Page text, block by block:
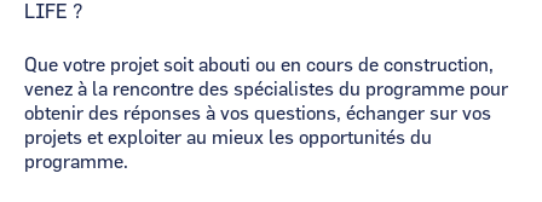
LIFE ?
Que votre projet soit abouti ou en cours de construction,
venez à la rencontre des spécialistes du programme pour
obtenir des réponses à vos questions, échanger sur vos
projets et exploiter au mieux les opportunités du
programme.